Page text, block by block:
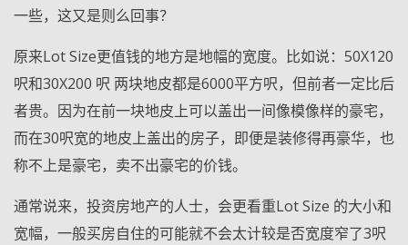
一些，这又是则么回事？
原来Lot Size更值钱的地方是地幅的宽度。比如说：50X120
呎和30X200 呎 两块地皮都是6000平方呎，但前者一定比后
者贵。因为在前一块地皮上可以盖出一间像模像样的豪宅，
而在30呎宽的地皮上盖出的房子，即便是装修得再豪华，也
称不上是豪宅，卖不出豪宅的价钱。
通常说来，投资房地产的人士，会更看重Lot Size 的大小和
宽幅，一般买房自住的可能就不会太计较是否宽度窄了3呎